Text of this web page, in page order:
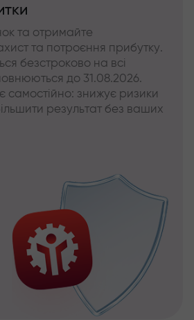
та отримайте
та потроєння прибутку.
безстроково на всі
до 31.08.2026.
знижує ризики
результат без ваших